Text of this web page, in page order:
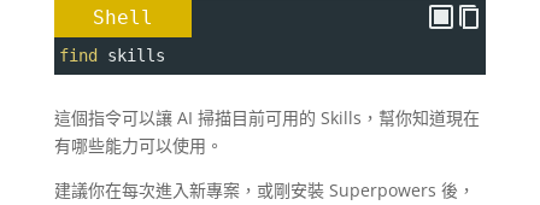
Shell
find skills
這個指令可以讓 AI 掃描目前可用的 Skills，幫你知道現在
有哪些能力可以使用。
建議你在每次進入新專案，或剛安裝 Superpowers 後，